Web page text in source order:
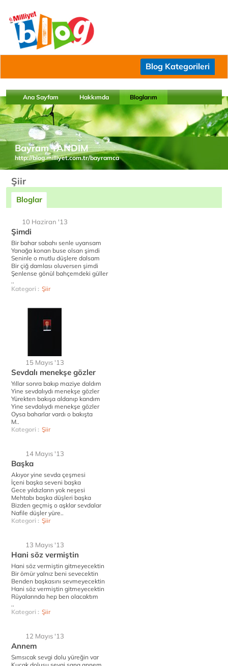
Blog Kategorileri
Ana Sayfam Hakkımda Bloglarım
Bayram YANDIM
http://blog.milliyet.com.tr/bayramca
Şiir
Bloglar
10 Haziran '13
Şimdi
Bir bahar sabahı senle uyansam
Yanağa konan buse olsan şimdi
Seninle o mutlu düşlere dalsam
Bir çiğ damlası oluversen şimdi
Şenlense gönül bahçemdeki güller
..
Kategori : Şiir
15 Mayıs '13
Sevdalı menekşe gözler
Yıllar sonra bakıp maziye daldım
Yine sevdalıydı menekşe gözler
Yürekten bakışa aldanıp kandım
Yine sevdalıydı menekşe gözler
Oysa baharlar vardı o bakışta
M..
Kategori : Şiir
14 Mayıs '13
Başka
Akıyor yine sevda çeşmesi
İçeni başka seveni başka
Gece yıldızların yok neşesi
Mehtabı başka düşleri başka
Bizden geçmiş o aşklar sevdalar
Nafile düşler yüre..
Kategori : Şiir
13 Mayıs '13
Hani söz vermiştin
Hani söz vermiştin gitmeyecektin
Bir ömür yalnız beni sevecektin
Benden başkasını sevmeyecektin
Hani söz vermiştin gitmeyecektin
Rüyalarında hep ben olacaktım
..
Kategori : Şiir
12 Mayıs '13
Annem
Sımsıcak sevgi dolu yüreğin var